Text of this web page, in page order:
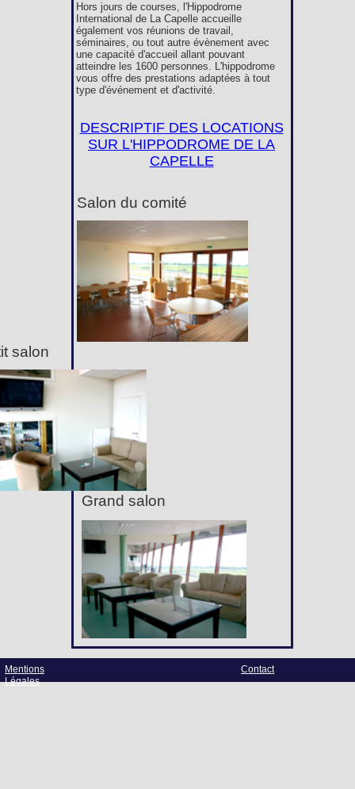
Hors jours de courses, l'Hippodrome
International de La Capelle accueille
également vos réunions de travail,
séminaires, ou tout autre évènement avec
une capacité d'accueil allant pouvant
atteindre les 1600 personnes. L'hippodrome
vous offre des prestations adaptées à tout
type d'événement et d'activité.
DESCRIPTIF DES LOCATIONS
SUR L'HIPPODROME DE LA
CAPELLE
Salon du comité
salon
Grand salon
Mentions
Légales
Contact